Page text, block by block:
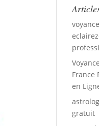
France
en
gratuit